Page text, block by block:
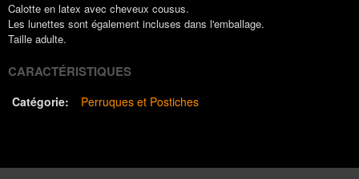
Calotte en latex avec cheveux cousus.
Les lunettes sont également incluses dans l'emballage.
Taille adulte.
CARACTÉRISTIQUES
Catégorie: Perruques et Postiches